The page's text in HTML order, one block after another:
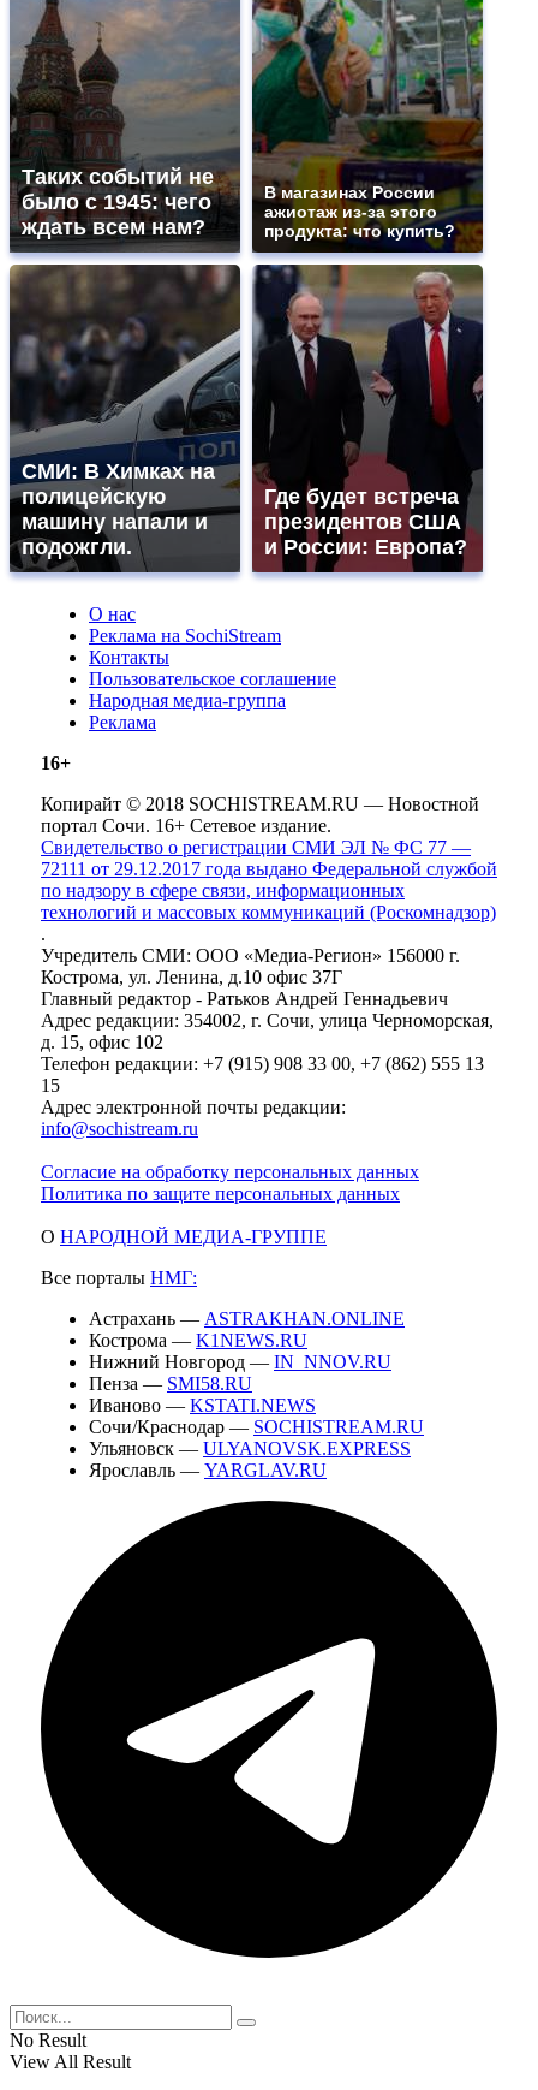
Таких событий не
было с 1945: чего
ждать всем нам?
В магазинах России
ажиотаж из-за этого
продукта: что купить?
СМИ: В Химках на
полицейскую
машину напали и
подожгли.
Где будет встреча
президентов США
и России: Европа?
О нас
Реклама на SochiStream
Контакты
Пользовательское соглашение
Народная медиа-группа
Реклама
16+
Копирайт © 2018 SOCHISTREAM.RU — Новостной
портал Сочи. 16+ Сетевое издание.
Свидетельство о регистрации СМИ ЭЛ № ФС 77 —
72111 от 29.12.2017 года выдано Федеральной службой
по надзору в сфере связи, информационных
технологий и массовых коммуникаций (Роскомнадзор)
.
Учредитель СМИ: ООО «Медиа-Регион» 156000 г.
Кострома, ул. Ленина, д.10 офис 37Г
Главный редактор - Ратьков Андрей Геннадьевич
Адрес редакции: 354002, г. Сочи, улица Черноморская,
д. 15, офис 102
Телефон редакции: +7 (915) 908 33 00, +7 (862) 555 13
15
Адрес электронной почты редакции:
info@sochistream.ru
Согласие на обработку персональных данных
Политика по защите персональных данных
О НАРОДНОЙ МЕДИА-ГРУППЕ
Все порталы НМГ:
Астрахань — ASTRAKHAN.ONLINE
Кострома — K1NEWS.RU
Нижний Новгород — IN_NNOV.RU
Пенза — SMI58.RU
Иваново — KSTATI.NEWS
Сочи/Краснодар — SOCHISTREAM.RU
Ульяновск — ULYANOVSK.EXPRESS
Ярославль — YARGLAV.RU
No Result
View All Result